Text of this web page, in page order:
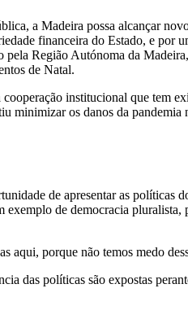
a Madeira possa alcançar
financeira do Estado, e por
pela Região Autónoma da
de Natal.
institucional que tem
minimizar os danos da pandemia
de apresentar as políticas
exemplo de democracia
aqui, porque não temos medo
das políticas são expostas